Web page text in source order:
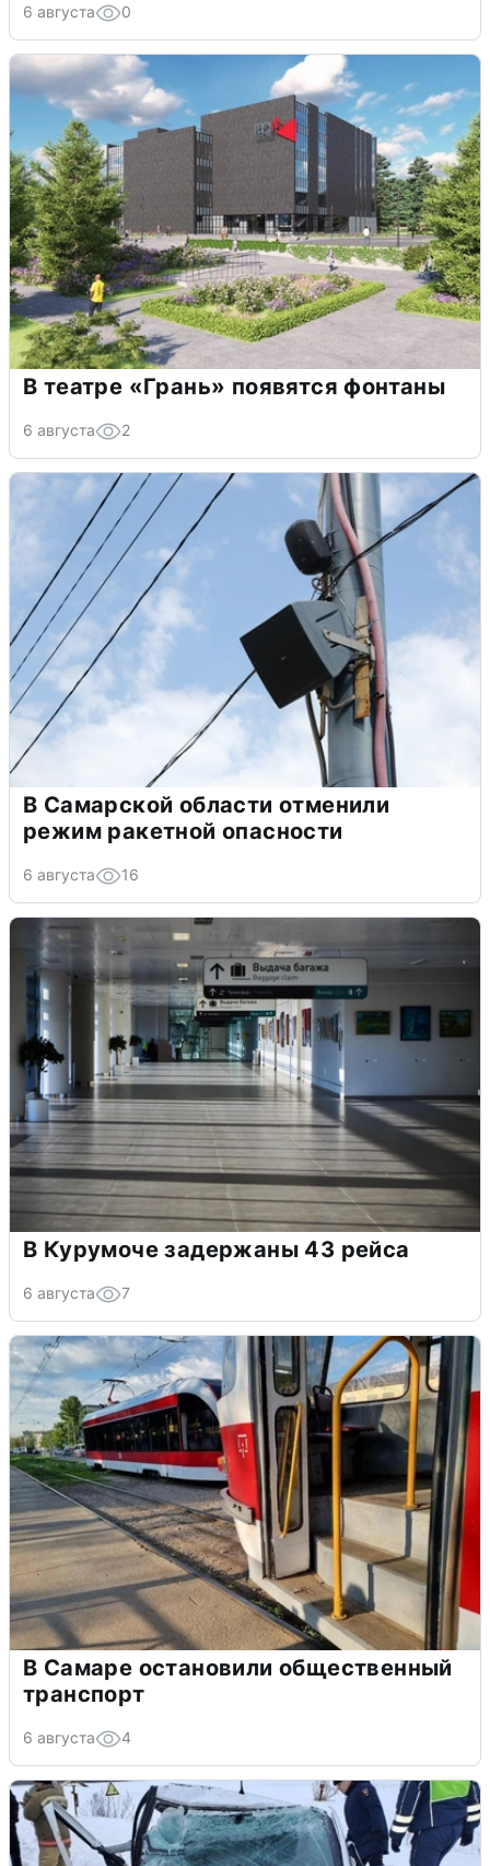
6 августа 0
В театре «Грань» появятся фонтаны
6 августа 2
В Самарской области отменили
режим ракетной опасности
6 августа 16
В Курумоче задержаны 43 рейса
6 августа 7
В Самаре остановили общественный
транспорт
6 августа 4